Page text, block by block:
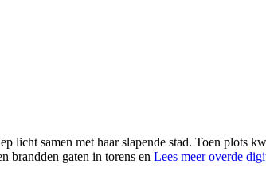
samen met haar slapende stad. Toen plots
brandden gaten in torens en Lees meer overde